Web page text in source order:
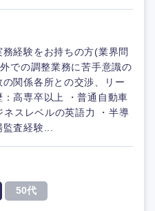
務経験をお持ちの方(業界問
での調整業務に苦手意識の
関係各所との交渉、リー
：高専卒以上 ・普通自動車
スレベルの英語力 ・半導
査経験...
50代